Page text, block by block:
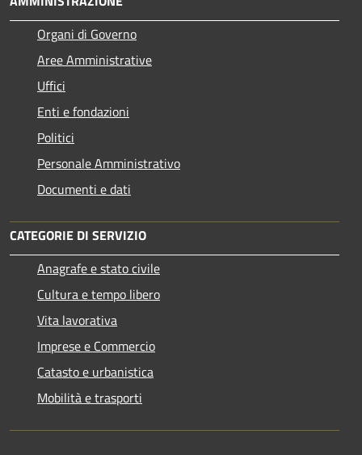
Organi di Governo
Aree Amministrative
Uffici
Enti e fondazioni
Politici
Personale Amministrativo
Documenti e dati
CATEGORIE DI SERVIZIO
Anagrafe e stato civile
Cultura e tempo libero
Vita lavorativa
Imprese e Commercio
Catasto e urbanistica
Mobilità e trasporti